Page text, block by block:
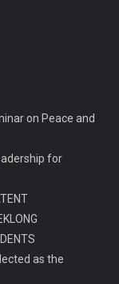
on Peace and
for
as the